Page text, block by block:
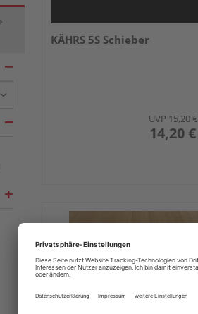
KÄHRS 5S Schieber
UVP 15,20 €
14,20 €